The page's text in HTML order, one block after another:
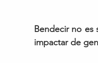
Bendecir no es
impactar de